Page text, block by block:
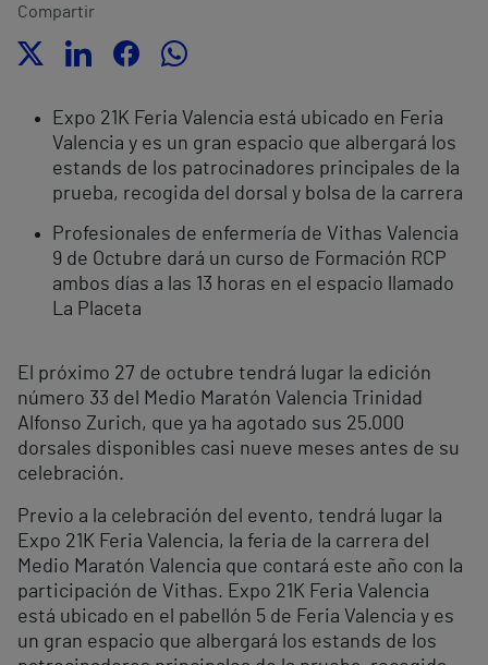
Compartir
Expo 21K Feria Valencia está ubicado en Feria
Valencia y es un gran espacio que albergará los
estands de los patrocinadores principales de la
prueba, recogida del dorsal y bolsa de la carrera
Profesionales de enfermería de Vithas Valencia
9 de Octubre dará un curso de Formación RCP
ambos días a las 13 horas en el espacio llamado
La Placeta
El próximo 27 de octubre tendrá lugar la edición
número 33 del Medio Maratón Valencia Trinidad
Alfonso Zurich, que ya ha agotado sus 25.000
dorsales disponibles casi nueve meses antes de su
celebración.
Previo a la celebración del evento, tendrá lugar la
Expo 21K Feria Valencia, la feria de la carrera del
Medio Maratón Valencia que contará este año con la
participación de Vithas. Expo 21K Feria Valencia
está ubicado en el pabellón 5 de Feria Valencia y es
un gran espacio que albergará los estands de los